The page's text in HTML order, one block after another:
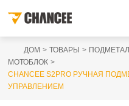
ДОМ ТОВАРЫ
МОТОБЛОК
CHANCEE S2PRO РУЧНАЯ
УПРАВЛЕНИЕМ